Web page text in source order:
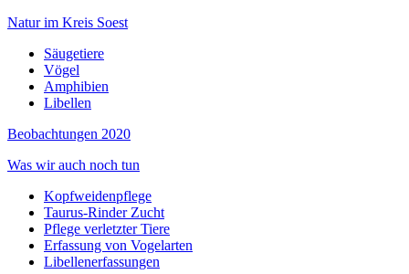
Natur im Kreis Soest
Säugetiere
Vögel
Amphibien
Libellen
Beobachtungen 2020
Was wir auch noch tun
Kopfweidenpflege
Taurus-Rinder Zucht
Pflege verletzter Tiere
Erfassung von Vogelarten
Libellenerfassungen